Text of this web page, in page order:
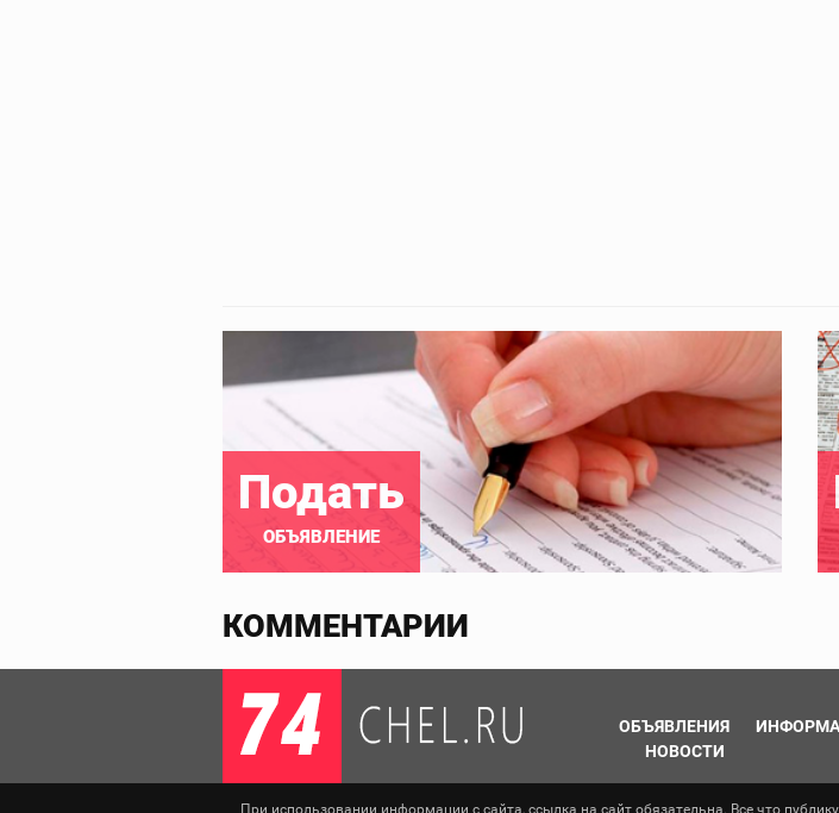
Подать
ОБЪЯВЛЕНИЕ
КОММЕНТАРИИ
ОБЪЯВЛЕНИЯ
НОВОСТИ
При использовании информации с сайта, ссылка на сайт обязательна. Все что